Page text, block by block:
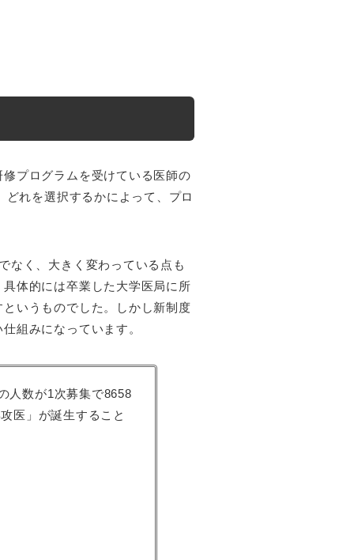
プログラムを受けている医師の
れを選択するかによって、プロ
なく、大きく変わっている点も
体的には卒業した大学医局に所
いうものでした。しかし新制度
組みになっています。
人数が1次募集で8658
医」が誕生すること